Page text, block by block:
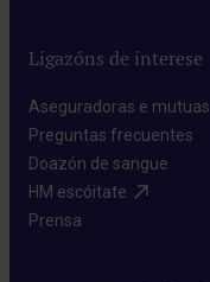
Ligazóns de interese
Aseguradoras e mutuas​
Preguntas frecuentes​
Doazón de sangue​
HM escóitate​
Prensa​